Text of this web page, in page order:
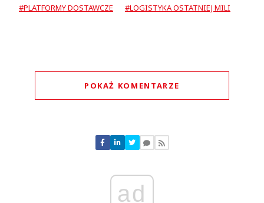
#PLATFORMY DOSTAWCZE
#LOGISTYKA OSTATNIEJ MILI
POKAŻ KOMENTARZE
Nie znaleziono komentarzy
Zostaw swoje komentarze
ad